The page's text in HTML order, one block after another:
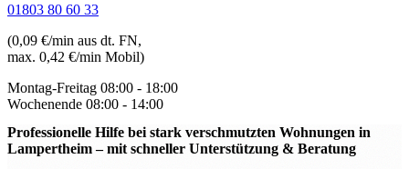
01803 80 60 33
(0,09 €/min aus dt. FN,
max. 0,42 €/min Mobil)
Montag-Freitag 08:00 - 18:00
Wochenende 08:00 - 14:00
Professionelle Hilfe bei stark verschmutzten Wohnungen in
Lampertheim– mit schneller Unterstützung & Beratung